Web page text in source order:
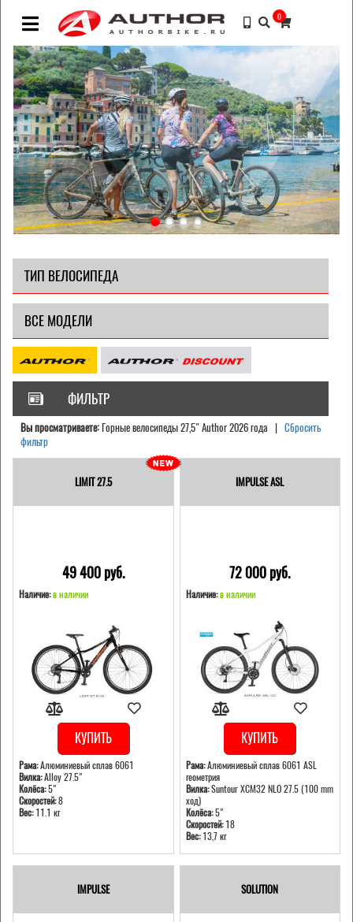
0
ТИП ВЕЛОСИПЕДА
ВСЕ МОДЕЛИ
ФИЛЬТР
Вы просматриваете:Горные велосипеды 27,5" Author 2026 года | Сбросить
фильтр
LIMIT 27.5
49 400 pуб.
Наличие:в наличии
КУПИТЬ
Рама:Алюминиевый сплав 6061
Вилка:Alloy 27.5"
Колёса:5"
Скоростей:8
Вес:11.1 кг
IMPULSE ASL
72 000 pуб.
Наличие: в наличии
КУПИТЬ
Рама:Алюминиевый сплав 6061 ASL
геометрия
Вилка:Suntour XCM32 NLO 27.5 (100 mm
ход)
Колёса:5"
Скоростей:18
Вес:13,7 кг
IMPULSE SOLUTION